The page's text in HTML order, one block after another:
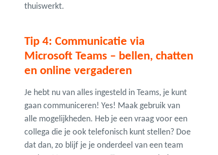
thuiswerkt.
Tip 4: Communicatie via
Microsoft Teams – bellen, chatten
en online vergaderen
Je hebt nu van alles ingesteld in Teams, je kunt
gaan communiceren! Yes! Maak gebruik van
alle mogelijkheden. Heb je een vraag voor een
collega die je ook telefonisch kunt stellen? Doe
dat dan, zo blijf je je onderdeel van een team